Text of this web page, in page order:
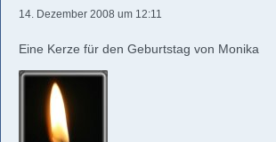
14. Dezember 2008 um 12:11
Eine Kerze für den Geburtstag von Monika